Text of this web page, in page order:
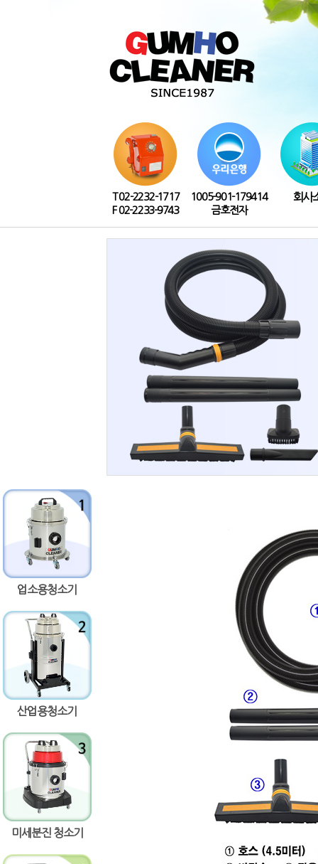
T 02-2232-1717
F 02-2233-9743
1005-901-179414
금호전자
회사
업소용청소기
산업용청소기
미세분진 청소기
증가
감소